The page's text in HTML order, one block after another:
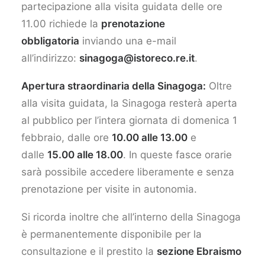
partecipazione alla visita guidata delle ore
11.00 richiede la prenotazione
obbligatoria inviando una e-mail
all’indirizzo: sinagoga@istoreco.re.it.
Apertura straordinaria della Sinagoga: Oltre
alla visita guidata, la Sinagoga resterà aperta
al pubblico per l’intera giornata di domenica 1
febbraio, dalle ore 10.00 alle 13.00 e
dalle 15.00 alle 18.00. In queste fasce orarie
sarà possibile accedere liberamente e senza
prenotazione per visite in autonomia.
Si ricorda inoltre che all’interno della Sinagoga
è permanentemente disponibile per la
consultazione e il prestito la sezione Ebraismo